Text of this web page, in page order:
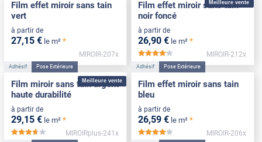
Film effet miroir sans tain
vert
à partir de
27,15 € le m² *
MIROIR-207x
Meilleure vente
Film effet miroir sans tain
noir foncé
à partir de
26,90 € le m² *
*****
MIROIR-212x
Meilleure vente
Adhésif Pose Extérieure
Film miroir sans tain argent
haute durabilité
à partir de
29,15 € le m² *
*****
MIROIRplus-241x
Adhésif Pose Extérieure
Film effet miroir sans tain
bleu
à partir de
26,59 € le m² *
*****
MIROIR-206x